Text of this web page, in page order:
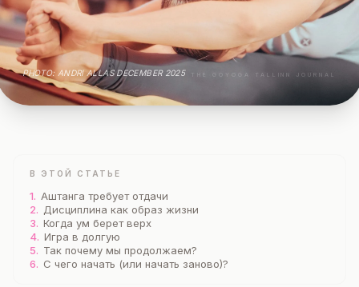
PHOTO: ANDRI ALLAS DECEMBER 2025 THE GOYOGA TALLINN JOURNAL
В ЭТОЙ СТАТЬЕ
1. Аштанга требует отдачи
2. Дисциплина как образ жизни
3. Когда ум берет верх
4. Игра в долгую
5. Так почему мы продолжаем?
6. С чего начать (или начать заново)?